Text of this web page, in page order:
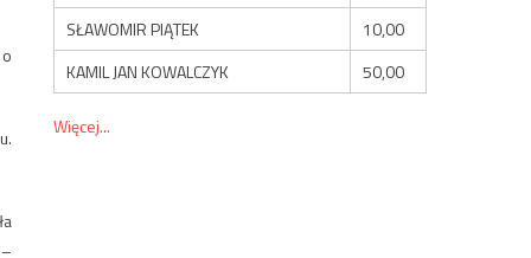
SŁAWOMIR PIĄTEK
10,00
KAMIL JAN KOWALCZYK
50,00
Więcej...